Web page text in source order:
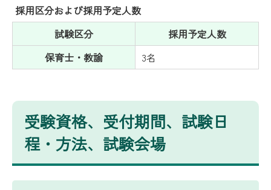
み
の
採用区分および採用予定人数
試験区分
採用予定人数
保育士・教諭
3名
受験資格、受付期間、試験日
程・方法、試験会場